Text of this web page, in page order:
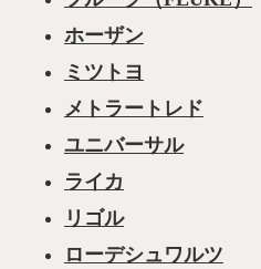
ホーザン
ミツトヨ
メトラートレド
ユニバーサル
ライカ
リゴル
ローデシュワルツ